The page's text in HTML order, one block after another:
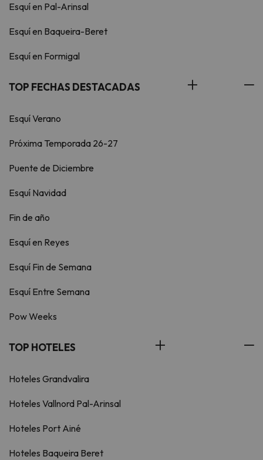
Esquí en Pal-Arinsal
Esquí en Baqueira-Beret
Esquí en Formigal
TOP FECHAS DESTACADAS
Esquí Verano
Próxima Temporada 26-27
Puente de Diciembre
Esquí Navidad
Fin de año
Esquí en Reyes
Esquí Fin de Semana
Esquí Entre Semana
Pow Weeks
TOP HOTELES
Hoteles Grandvalira
Hoteles Vallnord Pal-Arinsal
Hoteles Port Ainé
Hoteles Baqueira Beret